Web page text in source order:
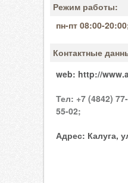
Режим работы:
пн-пт 08:00-
Контактные
web: http://
Тел: +7 (4842)
55-02;
Адрес: Калуга,